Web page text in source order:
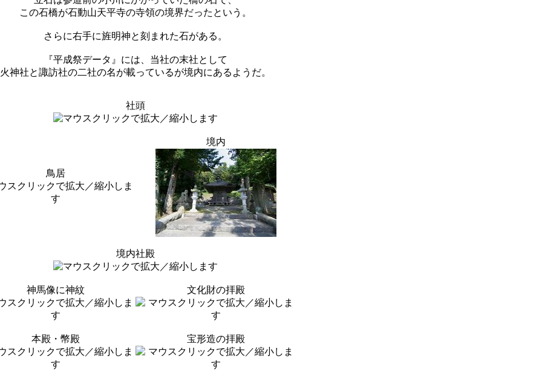
この石橋が石動山天平寺の寺領の境界だったという。
さらに右手に旌明神と刻まれた石がある。
『平成祭データ』には、当社の末社として
火神社と諏訪社の二社の名が載っているが境内にあるようだ。
社頭
鳥居
境内
境内社殿
神馬像に神紋 文化財の拝殿
本殿・幣殿 宝形造の拝殿